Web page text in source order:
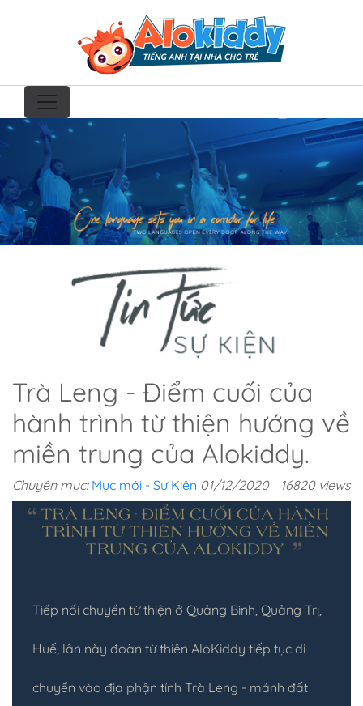
Trà Leng - Điểm cuối của
hành trình từ thiện hướng về
miền trung của Alokiddy.
Chuyên mục: Mục mới - Sự Kiện 01/12/2020 16820 views
Tiếp nối chuyến từ thiện ở Quảng Bình, Quảng Trị,
Huế, lần này đoàn từ thiện AloKiddy tiếp tục di
chuyển vào địa phận tỉnh Trà Leng - mảnh đất